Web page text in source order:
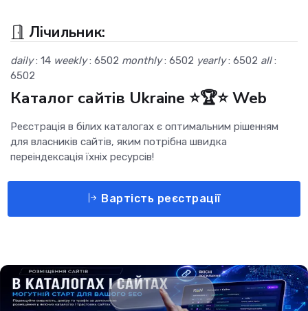
Лічильник:
daily: 14 weekly: 6502 monthly: 6502 yearly: 6502 all:
6502
Каталог сайтів Ukraine ⭐🏆⭐ Web
Реєстрація в білих каталогах є оптимальним рішенням
для власників сайтів, яким потрібна швидка
переіндексація їхніх ресурсів!
Вартість реєстрації